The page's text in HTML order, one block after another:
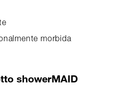
morbida
showerMAID